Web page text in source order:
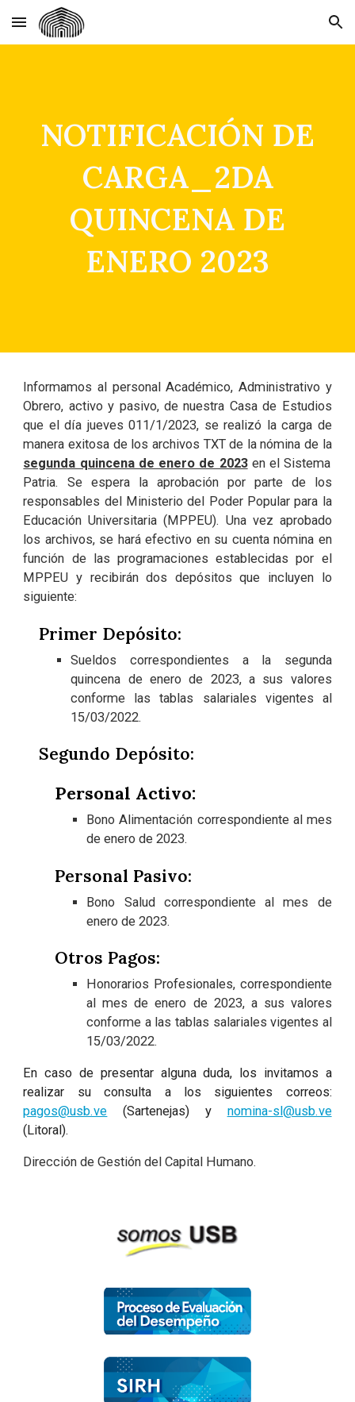
Skip to main content Skip to navigation
NOTIFICACIÓN DE
CARGA_2DA
QUINCENA DE
ENERO 2023
Informamos al personal Académico, Administrativo y
Obrero, activo y pasivo, de nuestra Casa de Estudios
que el día jueves 011/1/2023, se realizó la carga de
manera exitosa de los archivos TXT de la nómina de la
segunda quincena de enero de 2023en el Sistema
Patria. Se espera la aprobación por parte de los
responsables del Ministerio del Poder Popular para la
Educación Universitaria (MPPEU). Una vez aprobado
los archivos, se hará efectivo en su cuenta nómina en
función de las programaciones establecidas por el
MPPEU y recibirán dos depósitos que incluyen lo
siguiente:
Primer Depósito:
Sueldos correspondientes a la segunda
quincena de enero de 2023, a sus valores
conforme las tablas salariales vigentes al
15/03/2022.
Segundo Depósito:
Personal Activo:
Bono Alimentación correspondiente al mes
de enero de 2023.
Personal Pasivo:
Bono Salud correspondiente al mes de
enero de 2023.
Otros Pagos:
Honorarios Profesionales, correspondiente
al mes de enero de 2023, a sus valores
conforme a las tablas salariales vigentes al
15/03/2022.
En caso de presentar alguna duda, los invitamos a
realizar su consulta a los siguientes correos:
pagos@usb.ve (Sartenejas) y nomina-sl@usb.ve
(Litoral).
Dirección de Gestión del Capital Humano.